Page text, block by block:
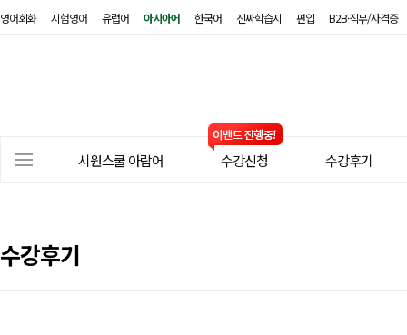
영어회화 시험영어 유럽어 아시아어 한국어 진짜학습지 편입 B2B·직무/자격증
시원스쿨 아랍어 수강신청 수강후기
수강후기